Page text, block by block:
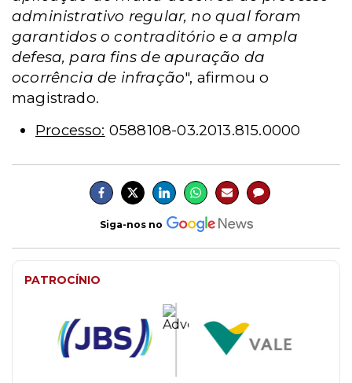
administrativo regular, no qual foram
garantidos o contraditório e a ampla
defesa, para fins de apuração da
ocorrência de infração", afirmou o
magistrado.
Processo: 0588108-03.2013.815.0000
Siga-nos no
PATROCÍNIO